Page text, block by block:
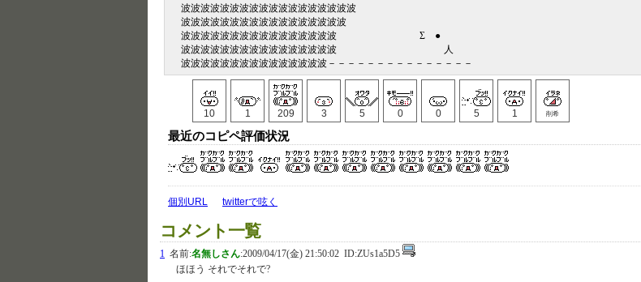
波波波波波波波波波波波波波波波波波波
波波波波波波波波波波波波波波波波波
波波波波波波波波波波波波波波波波 Σ ●
波波波波波波波波波波波波波波波波 人
波波波波波波波波波波波波波波波－－－－－－－－－－－－－－－
10 1 209 3 5 0 0 5 1 削希
最近のコピペ評価状況
個別URL twitterで呟く
コメント一覧
1 名前:名無しさん:2009/04/17(金) 21:50:02 ID:ZUs1a5D5
ほほう それでそれで?